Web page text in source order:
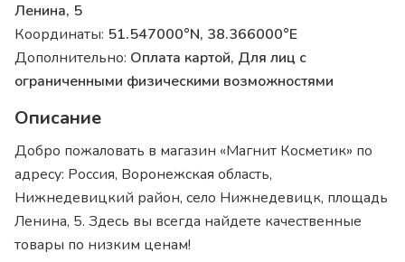
Ленина, 5
Координаты: 51.547000°N, 38.366000°E
Дополнительно: Оплата картой, Для лиц с
ограниченными физическими возможностями
Описание
Добро пожаловать в магазин «Магнит Косметик» по
адресу: Россия, Воронежская область,
Нижнедевицкий район, село Нижнедевицк, площадь
Ленина, 5. Здесь вы всегда найдете качественные
товары по низким ценам!